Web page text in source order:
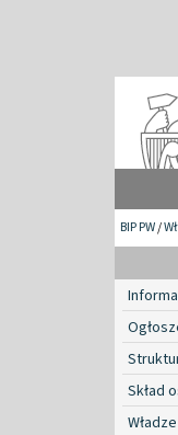
BIP PW/
Skład
Władze